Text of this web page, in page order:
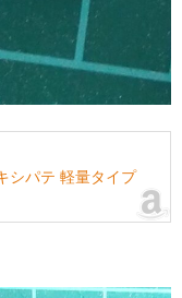
シパテ 軽量タイプ